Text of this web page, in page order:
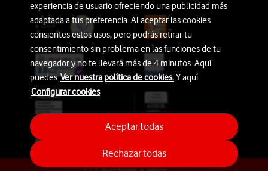
experiencia de usuario ofreciendo una publicidad más
adaptada a tus preferencia. Al aceptar las cookies
consientes estos usos, pero podrás retirar tu
consentimiento sin problema en las funciones de tu
navegador y no te llevará más de 4 minutos. Aquí
puedesVer nuestra política de cookies.Y aquí
Configurar cookies
Rechazar todas
Aceptar todas